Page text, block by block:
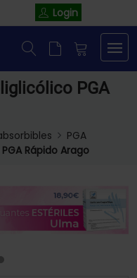
Login
PGA
PGA
Rápido Arago